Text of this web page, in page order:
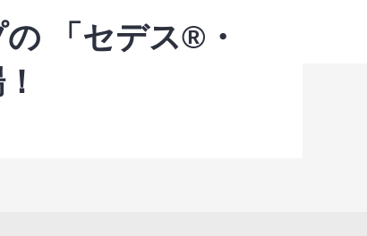
「セデス®・